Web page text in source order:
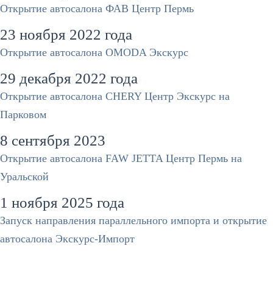
Открытие автосалона ФАВ Центр Пермь
23 ноября 2022 года
Открытие автосалона OMODA Экскурс
29 декабря 2022 года
Открытие автосалона CHERY Центр Экскурс на
Парковом
8 сентября 2023
Открытие автосалона FAW JETTA Центр Пермь на
Уральской
1 ноября 2025 года
Запуск направления параллельного импорта и открытие
автосалона Экскурс-Импорт